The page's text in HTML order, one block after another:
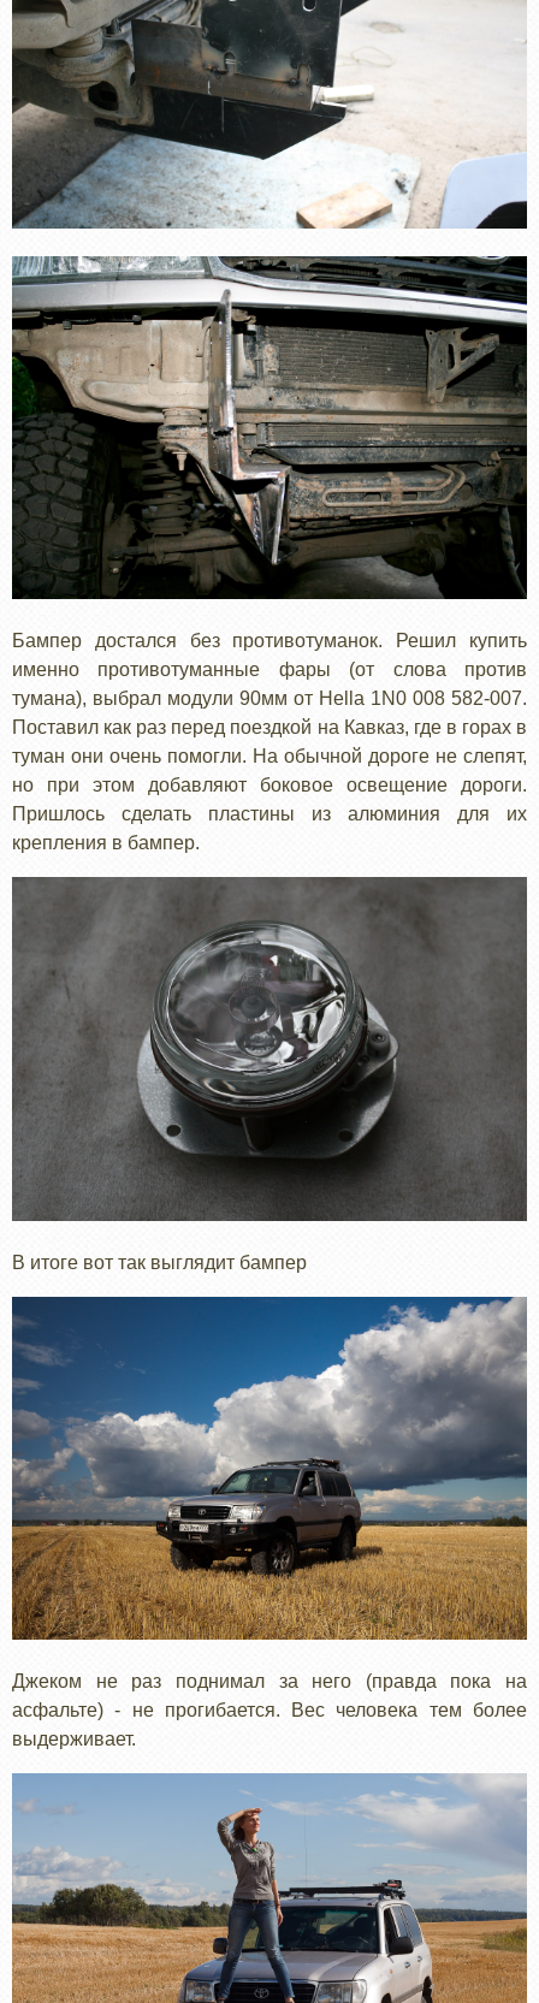
Бампер достался без противотуманок. Решил купить
именно противотуманные фары (от слова против
тумана), выбрал модули 90мм от Hella 1N0 008 582-007.
Поставил как раз перед поездкой на Кавказ, где в горах в
туман они очень помогли. На обычной дороге не слепят,
но при этом добавляют боковое освещение дороги.
Пришлось сделать пластины из алюминия для их
крепления в бампер.
В итоге вот так выглядит бампер
Джеком не раз поднимал за него (правда пока на
асфальте) - не прогибается. Вес человека тем более
выдерживает.